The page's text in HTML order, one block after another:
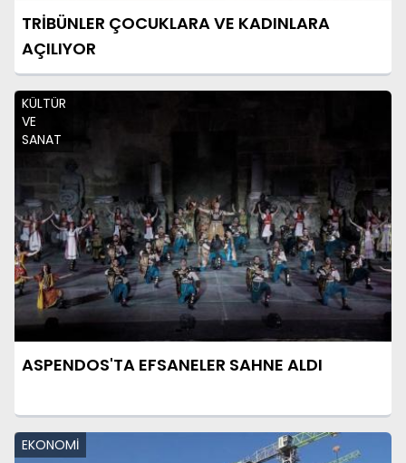
TRİBÜNLER ÇOCUKLARA VE KADINLARA
AÇILIYOR
KÜLTÜR
VE
SANAT
ASPENDOS'TA EFSANELER SAHNE ALDI
EKONOMİ